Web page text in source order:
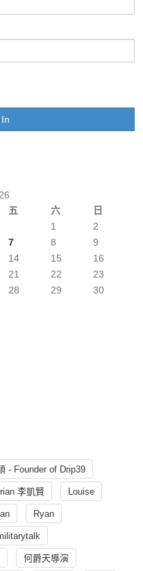
五 六 日
1
2
7 8
9
14 15
16
21 22
23
28 29
30
- Founder of Drip39
李凱賢 Louise
Ryan
何爵天導演